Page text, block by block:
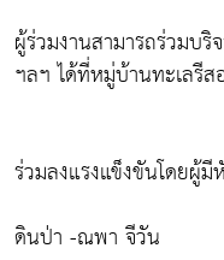
ผู้ร่วมงานสามารถร่วมบ
ฯลฯ ได้ที่หมู่บ้านทะเลรีส
ร่วมลงแรงแข็งขันโดยผู้
ดินป่า -ณพา จีวัน